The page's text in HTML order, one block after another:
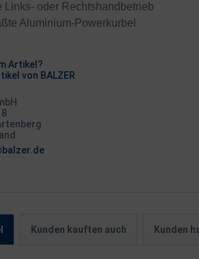
Links- oder Rechtshandbetrieb
Aluminium-Powerkurbel
Artikel?
von BALZER
8
Kunden kauften auch Kunden